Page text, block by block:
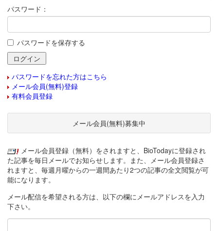
パスワード：
パスワードを保存する
パスワードを忘れた方はこちら
メール会員(無料)登録
有料会員登録
メール会員(無料)募集中
メール会員登録（無料）をされますと、BioTodayに登録され
た記事を毎日メールでお知らせします。また、メール会員登録さ
れますと、毎週月曜からの一週間あたり2つの記事の全文閲覧が可
能になります。
メール配信を希望される方は、以下の欄にメールアドレスを入力
下さい。